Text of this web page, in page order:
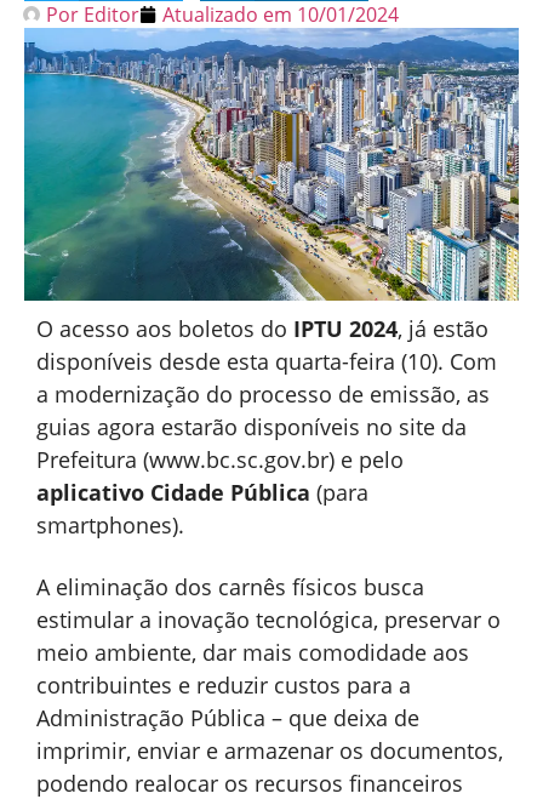
Por Editor Atualizado em 10/01/2024
O acesso aos boletos do IPTU 2024, já estão
disponíveis desde esta quarta-feira (10). Com
a modernização do processo de emissão, as
guias agora estarão disponíveis no site da
Prefeitura (www.bc.sc.gov.br) e pelo
aplicativo Cidade Pública (para
smartphones).
A eliminação dos carnês físicos busca
estimular a inovação tecnológica, preservar o
meio ambiente, dar mais comodidade aos
contribuintes e reduzir custos para a
Administração Pública – que deixa de
imprimir, enviar e armazenar os documentos,
podendo realocar os recursos financeiros